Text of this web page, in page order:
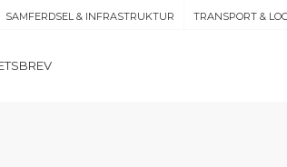
SAMFERDSEL & INFRASTRUKTUR TRANSPORT &